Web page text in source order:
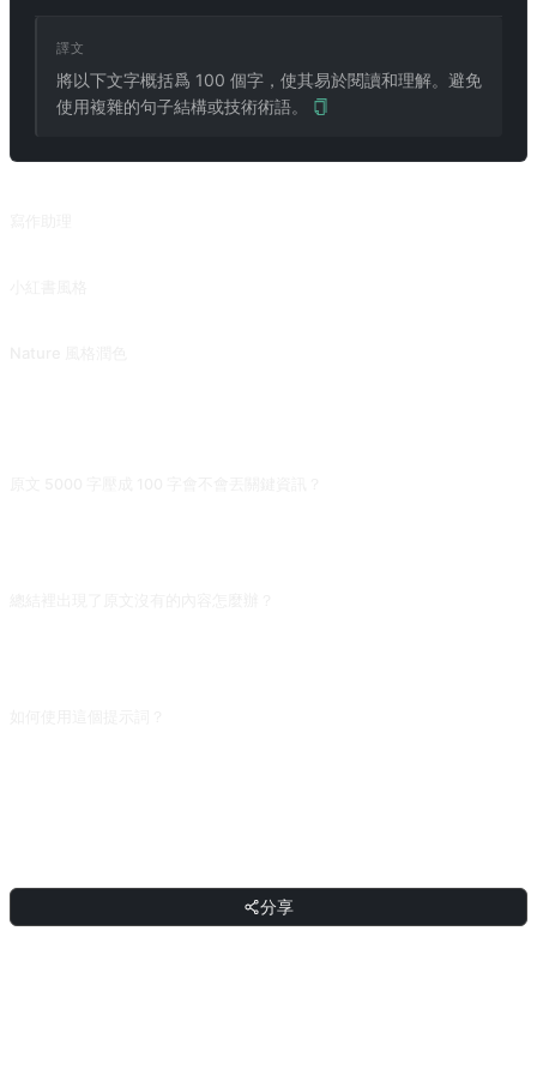
譯文
將以下文字概括爲 100 個字，使其易於閱讀和理解。避免
使用複雜的句子結構或技術術語。
分享